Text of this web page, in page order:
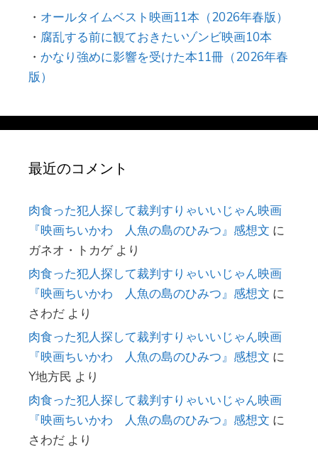
・ オールタイムベスト映画11本（2026年春版）
・ 腐乱する前に観ておきたいゾンビ映画10本
・ かなり強めに影響を受けた本11冊（2026年春
版）
最近のコメント
肉食った犯人探して裁判すりゃいいじゃん映画
『映画ちいかわ 人魚の島のひみつ』感想文 に
ガネオ・トカゲより
肉食った犯人探して裁判すりゃいいじゃん映画
『映画ちいかわ 人魚の島のひみつ』感想文 に
さわだ より
肉食った犯人探して裁判すりゃいいじゃん映画
『映画ちいかわ 人魚の島のひみつ』感想文 に
Y地方民 より
肉食った犯人探して裁判すりゃいいじゃん映画
『映画ちいかわ 人魚の島のひみつ』感想文 に
さわだ より